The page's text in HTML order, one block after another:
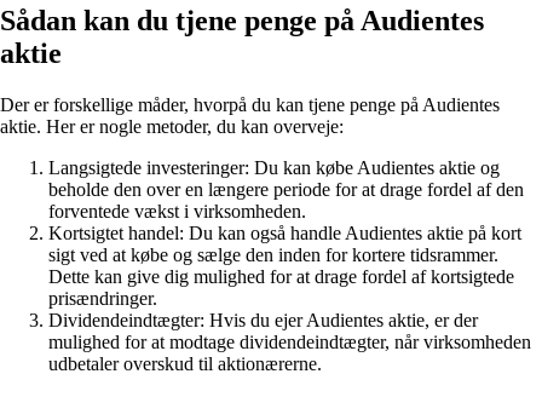
Sådan kan du tjene penge på Audientes
aktie
Der er forskellige måder, hvorpå du kan tjene penge på Audientes
aktie. Her er nogle metoder, du kan overveje:
Langsigtede investeringer: Du kan købe Audientes aktie og
beholde den over en længere periode for at drage fordel af den
forventede vækst i virksomheden.
Kortsigtet handel: Du kan også handle Audientes aktie på kort
sigt ved at købe og sælge den inden for kortere tidsrammer.
Dette kan give dig mulighed for at drage fordel af kortsigtede
prisændringer.
Dividendeindtægter: Hvis du ejer Audientes aktie, er der
mulighed for at modtage dividendeindtægter, når virksomheden
udbetaler overskud til aktionærerne.